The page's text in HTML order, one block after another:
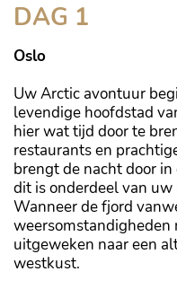
DAG 1
Oslo
Uw Arctic avontuur
levendige hoofdstad
hier wat tijd door te
restaurants en
brengt de nacht door
dit is onderdeel van
Wanneer de fjord
uitgeweken naar een
westkust.